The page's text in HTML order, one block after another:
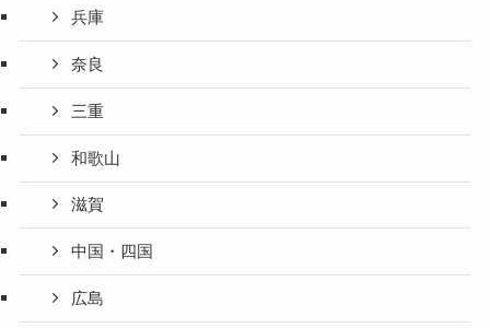
兵庫
奈良
三重
和歌山
滋賀
中国・四国
広島